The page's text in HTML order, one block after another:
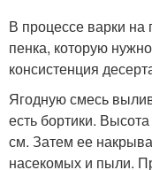
В процессе варки на
пенка, которую
консистенция
Ягодную смесь
есть бортики.
см. Затем ее
насекомых и пыли.